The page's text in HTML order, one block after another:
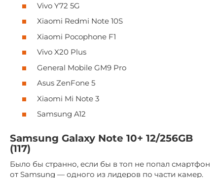
Vivo Y72 5G
Xiaomi Redmi Note 10S
Xiaomi Pocophone F1
Vivo X20 Plus
General Mobile GM9 Pro
Asus ZenFone 5
Xiaomi Mi Note 3
Samsung A12
Samsung Galaxy Note 10+ 12/256GB
(117)
Было бы странно, если бы в топ не попал смартфон
от Samsung — одного из лидеров по части камер.